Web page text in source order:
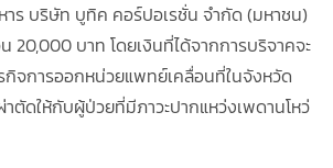
าร บริษัท บูทิค คอร์ปอเรชั่น จำกัด (มหาชน)
20,000 บาท โดยเงินที่ได้จากการบริจาคจะ
กิจการออกหน่วยแพทย์เคลื่อนที่ในจังหวัด
าตัดให้กับผู้ป่วยที่มีภาวะปากแหว่งเพดานโหว่